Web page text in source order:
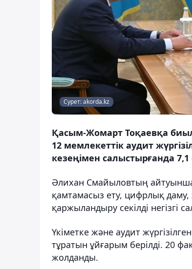
Сурет: akorda.kz
Қасым-Жомарт Тоқаевқа
12 мемлекеттік аудит
кезеңімен салыстырғанда 7,1
Әлихан Смайыловтың айтуынша,
қамтамасыз ету, цифрлық даму,
қаржыландыру секілді негізгі
Үкіметке және аудит
тұратын ұйғарым берілді. 20
жолданды.